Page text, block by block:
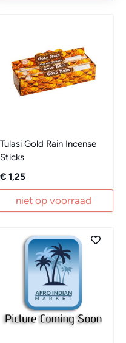
Tulasi Gold Rain Incense
Sticks
€ 1,25
niet op voorraad